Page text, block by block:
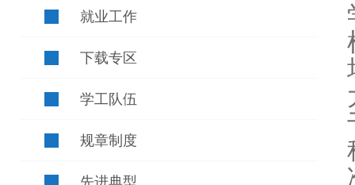
就业工作
下载专区
学工队伍
规章制度
先进典型